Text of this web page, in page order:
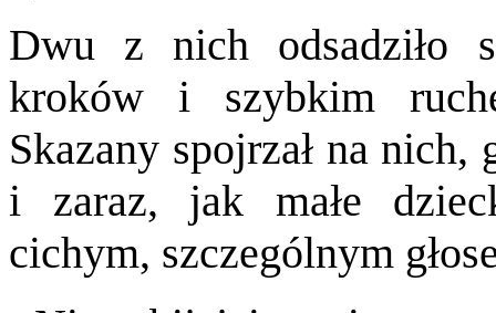
Dwu z nich odsadziło
kroków i szybkim
Skazany spojrzał na
i zaraz, jak małe
cichym, szczególnym